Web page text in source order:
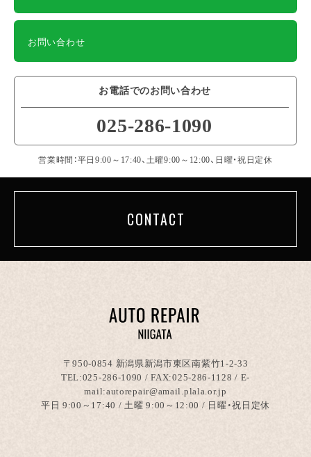
お問い合わせ
お電話でのお問い合わせ
025-286-1090
営業時間：平日9:00～17:40、土曜9:00～12:00、日曜・祝日定休
CONTACT
〒950-0854 新潟県新潟市東区南紫竹1-2-33
TEL:025-286-1090 / FAX:025-286-1128 / E-
mail:autorepair@amail.plala.or.jp
平日 9:00～17:40 / 土曜 9:00～12:00 / 日曜・祝日定休